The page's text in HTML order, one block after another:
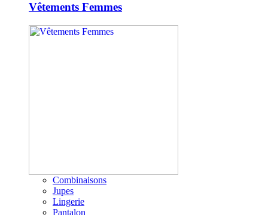
Vêtements Femmes
Combinaisons
Jupes
Lingerie
Pantalon